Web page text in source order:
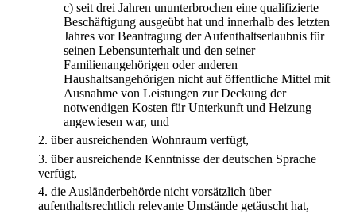
c) seit drei Jahren ununterbrochen eine qualifizierte
Beschäftigung ausgeübt hat und innerhalb des letzten
Jahres vor Beantragung der Aufenthaltserlaubnis für
seinen Lebensunterhalt und den seiner
Familienangehörigen oder anderen
Haushaltsangehörigen nicht auf öffentliche Mittel mit
Ausnahme von Leistungen zur Deckung der
notwendigen Kosten für Unterkunft und Heizung
angewiesen war, und
2. über ausreichenden Wohnraum verfügt,
3. über ausreichende Kenntnisse der deutschen Sprache
verfügt,
4. die Ausländerbehörde nicht vorsätzlich über
aufenthaltsrechtlich relevante Umstände getäuscht hat,